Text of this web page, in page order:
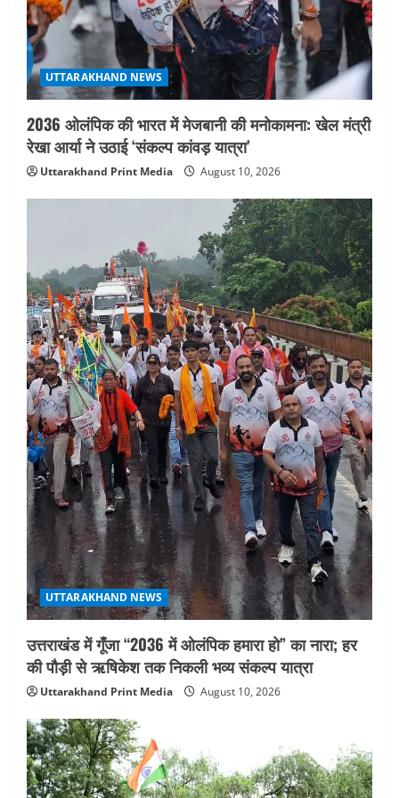
UTTARAKHAND NEWS
2036 ओलंपिक की भारत में मेजबानी की मनोकामना: खेल मंत्री
रेखा आर्या ने उठाई ‘संकल्प कांवड़ यात्रा’
Uttarakhand Print Media August 10, 2026
UTTARAKHAND NEWS
उत्तराखंड में गूँजा “2036 में ओलंपिक हमारा हो” का नारा; हर
की पौड़ी से ऋषिकेश तक निकली भव्य संकल्प यात्रा
Uttarakhand Print Media August 10, 2026